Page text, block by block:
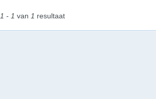
1 - 1 van 1 resultaat